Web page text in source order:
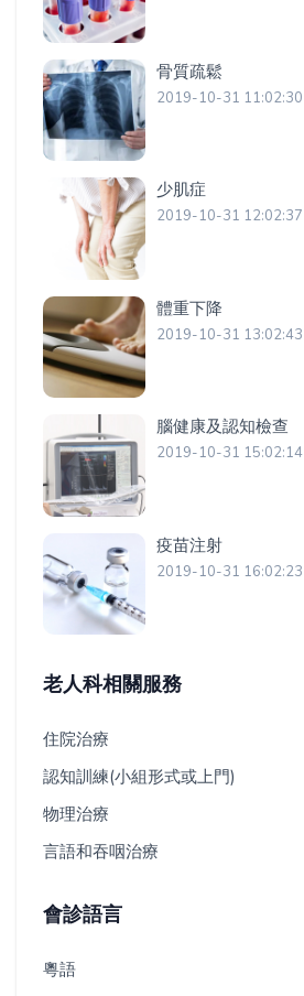
骨質疏鬆
2019-10-31 11:02:30
少肌症
2019-10-31 12:02:37
體重下降
2019-10-31 13:02:43
腦健康及認知檢查
2019-10-31 15:02:14
疫苗注射
2019-10-31 16:02:23
老人科相關服務
住院治療
認知訓練(小組形式或上門)
物理治療
言語和吞咽治療
會診語言
粵語